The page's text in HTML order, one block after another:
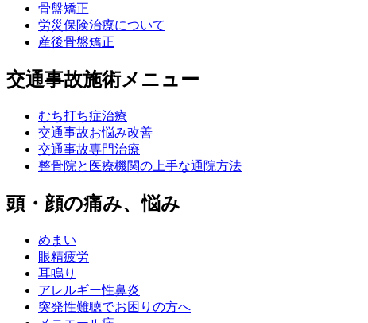
骨盤矯正
労災保険治療について
産後骨盤矯正
交通事故施術メニュー
むち打ち症治療
交通事故お悩み改善
交通事故専門治療
整骨院と医療機関の上手な通院方法
頭・顔の痛み、悩み
めまい
眼精疲労
耳鳴り
アレルギー性鼻炎
突発性難聴でお困りの方へ